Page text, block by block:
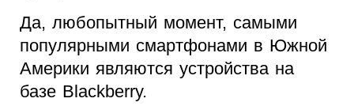
Да, любопытный момент, самыми
популярными смартфонами в Южной
Америки являются устройства на
базе Blackberry.